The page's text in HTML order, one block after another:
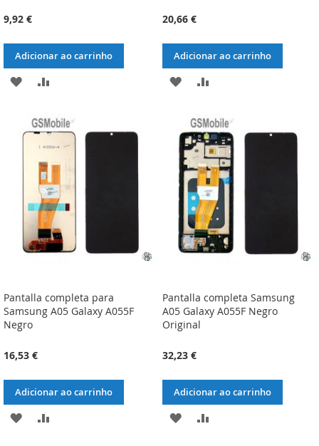
9,92 €
Adicionar ao carrinho
ADICIONAR
LISTA
DESEJOS
COMPARAÇÃO
20,66 €
Adicionar ao carrinho
ADICIONAR
LISTA
DE
DESEJOS
ADICIONAR
COMPARAÇÃO
Pantalla completa para
Samsung A05 Galaxy A055F
Negro
16,53 €
Adicionar ao carrinho
ADICIONAR
Pantalla completa Samsung
A05 Galaxy A055F Negro
Original
32,23 €
Adicionar ao carrinho
ADICIONARADICIONAR